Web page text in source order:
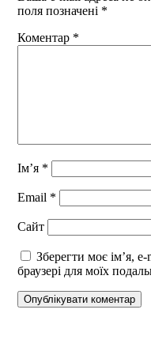
поля позначені *
Коментар *
Ім’я *
Email *
Сайт
Зберегти моє ім’я,
браузері для моїх